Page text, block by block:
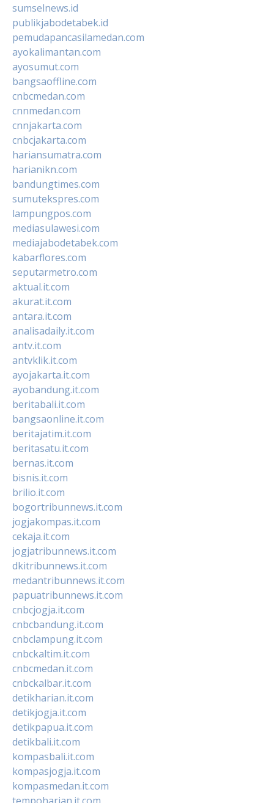
sumselnews.id
publikjabodetabek.id
pemudapancasilamedan.com
ayokalimantan.com
ayosumut.com
bangsaoffline.com
cnbcmedan.com
cnnmedan.com
cnnjakarta.com
cnbcjakarta.com
hariansumatra.com
harianikn.com
bandungtimes.com
sumutekspres.com
lampungpos.com
mediasulawesi.com
mediajabodetabek.com
kabarflores.com
seputarmetro.com
aktual.it.com
akurat.it.com
antara.it.com
analisadaily.it.com
antv.it.com
antvklik.it.com
ayojakarta.it.com
ayobandung.it.com
beritabali.it.com
bangsaonline.it.com
beritajatim.it.com
beritasatu.it.com
bernas.it.com
bisnis.it.com
brilio.it.com
bogortribunnews.it.com
jogjakompas.it.com
cekaja.it.com
jogjatribunnews.it.com
dkitribunnews.it.com
medantribunnews.it.com
papuatribunnews.it.com
cnbcjogja.it.com
cnbcbandung.it.com
cnbclampung.it.com
cnbckaltim.it.com
cnbcmedan.it.com
cnbckalbar.it.com
detikharian.it.com
detikjogja.it.com
detikpapua.it.com
detikbali.it.com
kompasbali.it.com
kompasjogja.it.com
kompasmedan.it.com
tempoharian.it.com